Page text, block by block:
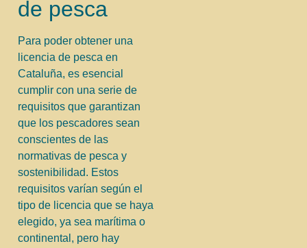
de pesca
Para poder obtener una
licencia de pesca en
Cataluña, es esencial
cumplir con una serie de
requisitos que garantizan
que los pescadores sean
conscientes de las
normativas de pesca y
sostenibilidad. Estos
requisitos varían según el
tipo de licencia que se haya
elegido, ya sea marítima o
continental, pero hay